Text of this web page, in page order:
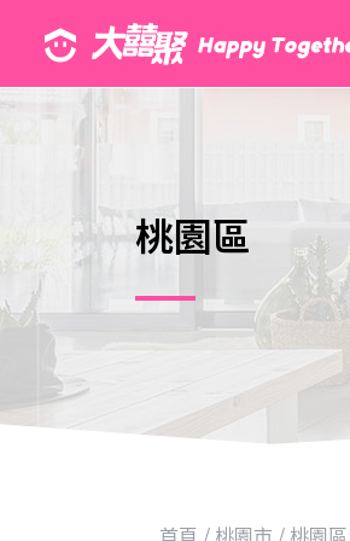
桃園區
首頁 / 桃園市 / 桃園區